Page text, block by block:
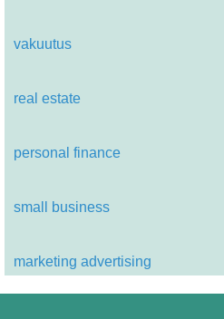
vakuutus
real estate
personal finance
small business
marketing advertising